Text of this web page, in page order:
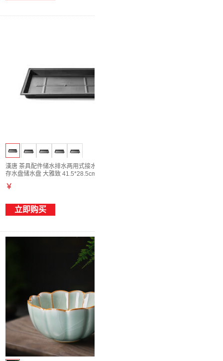
漢唐 茶具配件储水排水两用式接水盘装水盘
存水盘储水盘 大雅致 41.5*28.5cm
￥
立即购买